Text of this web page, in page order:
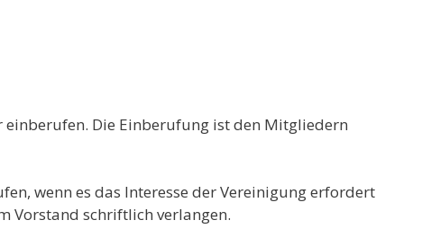
Die Einberufung ist den Mitgliedern
wenn es das Interesse der Vereinigung erfordert
Vorstand schriftlich verlangen.